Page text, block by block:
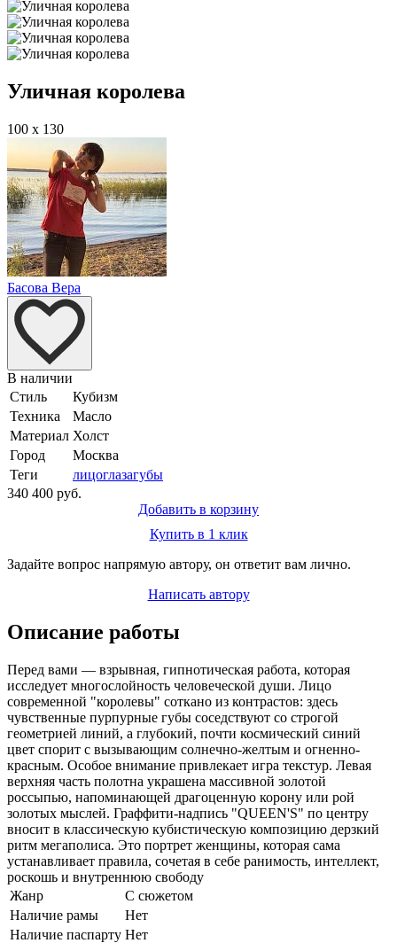
Уличная королева
100 x 130
Басова Вера
В наличии
Стиль
Кубизм
Техника
Масло
Материал Холст
Город
Москва
Теги
лицоглазагубы
340 400 руб.
Добавить в корзину
Купить в 1 клик
Задайте вопрос напрямую автору, он ответит вам лично.
Написать автору
Описание работы
Перед вами — взрывная, гипнотическая работа, которая
исследует многослойность человеческой души. Лицо
современной "королевы" соткано из контрастов: здесь
чувственные пурпурные губы соседствуют со строгой
геометрией линий, а глубокий, почти космический синий
цвет спорит с вызывающим солнечно-желтым и огненно-
красным. Особое внимание привлекает игра текстур. Левая
верхняя часть полотна украшена массивной золотой
россыпью, напоминающей драгоценную корону или рой
золотых мыслей. Граффити-надпись "QUEEN'S" по центру
вносит в классическую кубистическую композицию дерзкий
ритм мегаполиса. Это портрет женщины, которая сама
устанавливает правила, сочетая в себе ранимость, интеллект,
роскошь и внутреннюю свободу
Жанр
С сюжетом
Наличие рамы
Нет
Наличие паспарту Нет